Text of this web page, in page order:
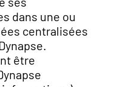
dans une ou
centralisées
être